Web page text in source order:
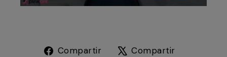
Compartir
Compartir
Compartir